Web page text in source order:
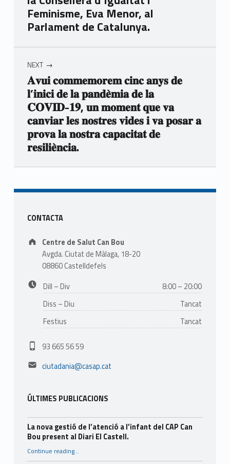
Feminisme, Eva Menor, al
Parlament de Catalunya.
NEXT
𝐀𝐯𝐮𝐢 𝐜𝐨𝐦𝐦𝐞𝐦𝐨𝐫𝐞𝐦 𝐜𝐢𝐧𝐜 𝐚𝐧𝐲𝐬 𝐝𝐞
𝐥’𝐢𝐧𝐢𝐜𝐢 𝐝𝐞 𝐥𝐚 𝐩𝐚𝐧𝐝𝐞̀𝐦𝐢𝐚 𝐝𝐞 𝐥𝐚
𝐂𝐎𝐕𝐈𝐃-𝟏𝟗, 𝐮𝐧 𝐦𝐨𝐦𝐞𝐧𝐭 𝐪𝐮𝐞 𝐯𝐚
𝐜𝐚𝐧𝐯𝐢𝐚𝐫 𝐥𝐞𝐬 𝐧𝐨𝐬𝐭𝐫𝐞𝐬 𝐯𝐢𝐝𝐞𝐬 𝐢 𝐯𝐚 𝐩𝐨𝐬𝐚𝐫 𝐚
𝐩𝐫𝐨𝐯𝐚 𝐥𝐚 𝐧𝐨𝐬𝐭𝐫𝐚 𝐜𝐚𝐩𝐚𝐜𝐢𝐭𝐚𝐭 𝐝𝐞
𝐫𝐞𝐬𝐢𝐥𝐢𝐞̀𝐧𝐜𝐢𝐚.
Skip back to main navigation
Sidebar
CONTACTA
Address:
Centre de Salut Can Bou
Avgda. Ciutat de Màlaga, 18-20
08860 Castelldefels
Business hours:
Dill – Div
8:00 – 20:00
Diss – Diu
Tancat
Festius
Tancat
Phone number:
93 665 56 59
Email address:
ciutadania@casap.cat
ÚLTIMES PUBLICACIONS
La nova gestió de l’atenció a l’infant del CAP Can
Bou present al Diari El Castell.
Continue reading“La nova gestió de l’atenció a l’infant del CAP Can Bou present al Diari El Castell.”
…